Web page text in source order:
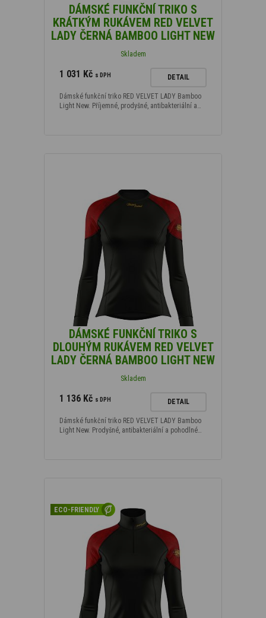
DÁMSKÉ FUNKČNÍ TRIKO S
KRÁTKÝM RUKÁVEM RED VELVET
LADY ČERNÁ BAMBOO LIGHT NEW
Skladem
1 031 Kč s DPH DETAIL
Dámské funkční triko RED VELVET LADY Bamboo
Light New. Příjemné, prodyšné, antibakteriální a…
DÁMSKÉ FUNKČNÍ TRIKO S
DLOUHÝM RUKÁVEM RED VELVET
LADY ČERNÁ BAMBOO LIGHT NEW
Skladem
1 136 Kč s DPH DETAIL
Dámské funkční triko RED VELVET LADY Bamboo
Light New. Prodyšné, antibakteriální a pohodlné…
ECO-FRIENDLY